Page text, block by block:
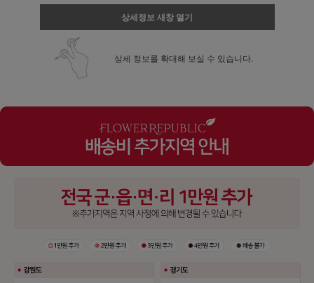
상세정보 새창 열기
상세 정보를 확대해 보실 수 있습니다.